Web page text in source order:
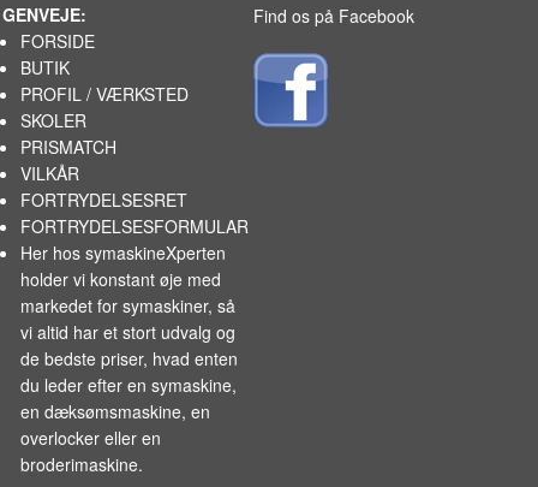
GENVEJE:
FORSIDE
BUTIK
PROFIL / VÆRKSTED
SKOLER
PRISMATCH
VILKÅR
FORTRYDELSESRET
FORTRYDELSESFORMULAR
Her hos symaskineXperten
holder vi konstant øje med
markedet forsymaskiner, så
vi altid har et stort udvalg og
de bedste priser, hvad enten
du leder efter en symaskine,
en dæksømsmaskine, en
overlocker eller en
broderimaskine.
Find os på Facebook